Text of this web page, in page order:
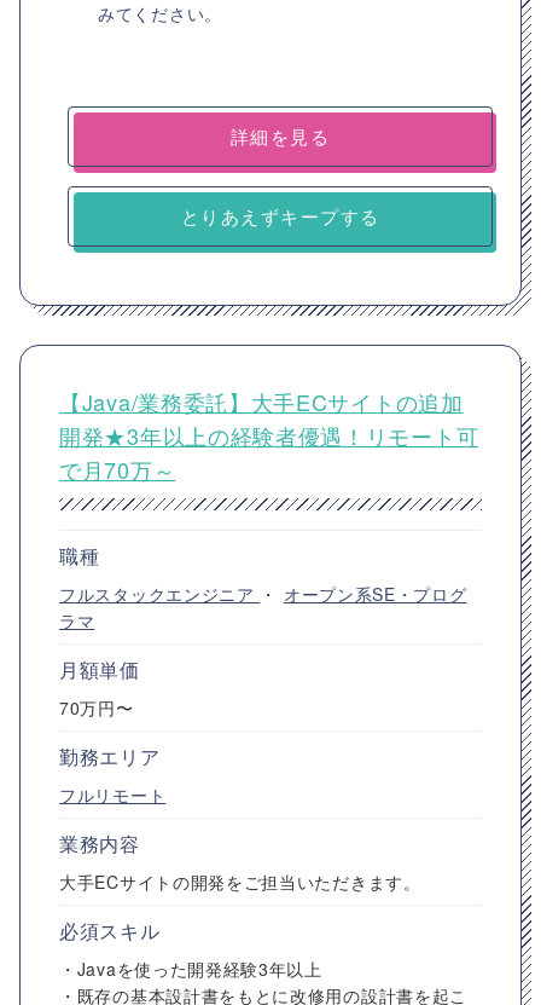
みてください。
詳細を見る
とりあえずキープする
【Java/業務委託】大手ECサイトの追加
開発★3年以上の経験者優遇！リモート可
で月70万～
職種
フルスタックエンジニア ・ オープン系SE・プログ
ラマ
月額単価
70万円〜
勤務エリア
フルリモート
業務内容
大手ECサイトの開発をご担当いただきます。
必須スキル
・Javaを使った開発経験3年以上
・既存の基本設計書をもとに改修用の設計書を起こ